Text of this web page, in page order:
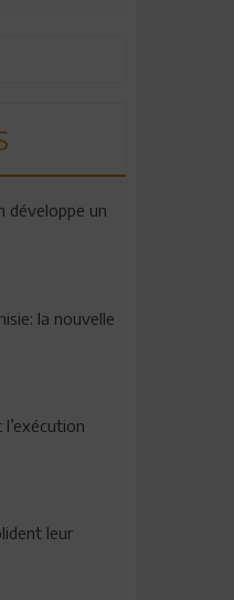
développe un
la nouvelle
leur